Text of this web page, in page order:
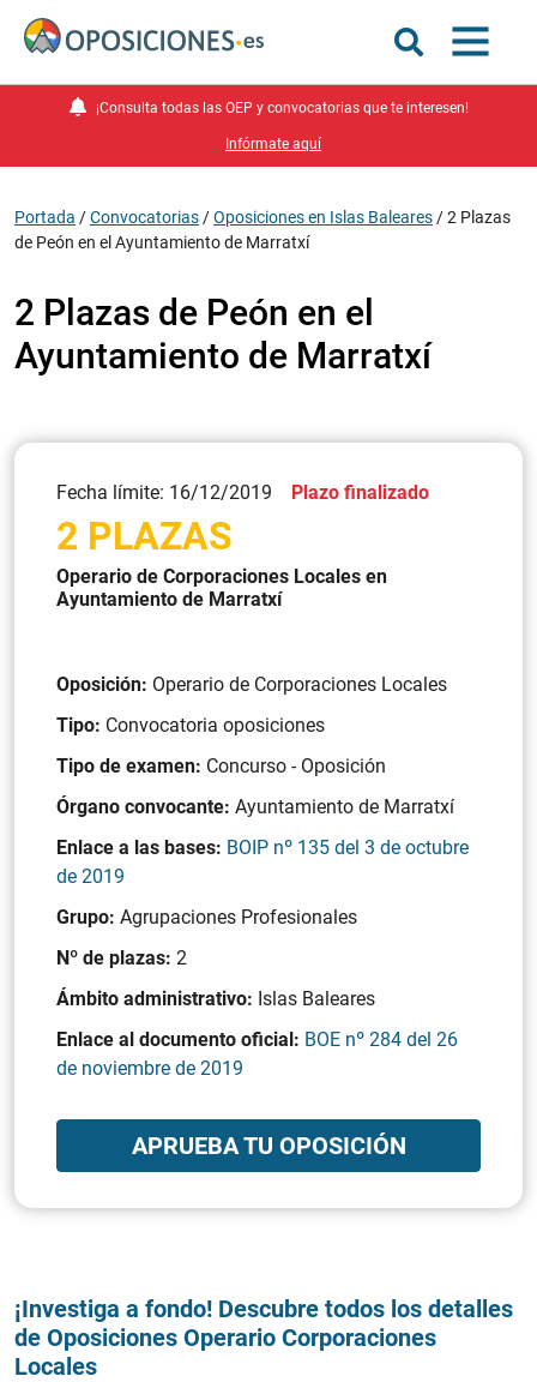
¡Consulta todas las OEP y convocatorias que te interesen!
Infórmate aquí
Portada /Convocatorias /Oposiciones en Islas Baleares /2 Plazas
de Peón en el Ayuntamiento de Marratxí
2 Plazas de Peón en el
Ayuntamiento de Marratxí
Fecha límite: 16/12/2019 Plazo finalizado
2 PLAZAS
Operario de Corporaciones Locales en
Ayuntamiento de Marratxí
Oposición: Operario de Corporaciones Locales
Tipo: Convocatoria oposiciones
Tipo de examen: Concurso - Oposición
Órgano convocante: Ayuntamiento de Marratxí
Enlace a las bases: BOIP nº 135 del 3 de octubre
de 2019
Grupo: Agrupaciones Profesionales
Nº de plazas: 2
Ámbito administrativo: Islas Baleares
Enlace al documento oficial: BOE nº 284 del 26
de noviembre de 2019
APRUEBA TU OPOSICIÓN
¡Investiga a fondo! Descubre todos los detalles
de Oposiciones Operario Corporaciones
Locales